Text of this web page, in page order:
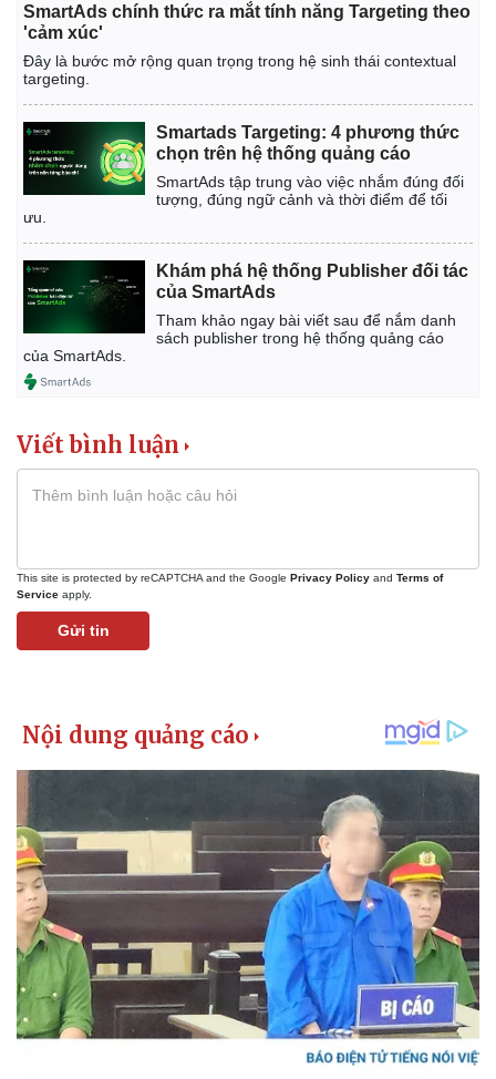
Kinh tế
Thị trường
SmartAds chính thức ra mắt tính năng Targeting theo
'cảm xúc'
Đây là bước mở rộng quan trọng trong hệ sinh thái contextual
targeting.
Smartads Targeting: 4 phương thức
chọn trên hệ thống quảng cáo
SmartAds tập trung vào việc nhắm đúng đối
tượng, đúng ngữ cảnh và thời điểm để tối
ưu.
Khám phá hệ thống Publisher đối tác
của SmartAds
Tham khảo ngay bài viết sau để nắm danh
sách publisher trong hệ thống quảng cáo
của SmartAds.
Viết bình luận
This site is protected by reCAPTCHA and the Google Privacy Policy and Terms of
Service apply.
Gửi tin